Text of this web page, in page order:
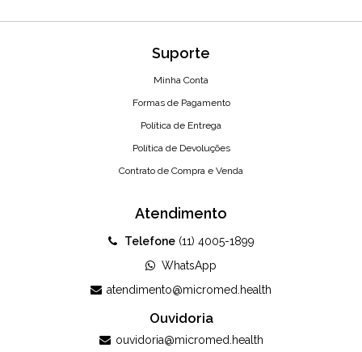
Suporte
Minha Conta
Formas de Pagamento
Política de Entrega
Política de Devoluções
Contrato de Compra e Venda
Atendimento
Telefone(11) 4005-1899
WhatsApp
atendimento@micromed.health
Ouvidoria
ouvidoria@micromed.health